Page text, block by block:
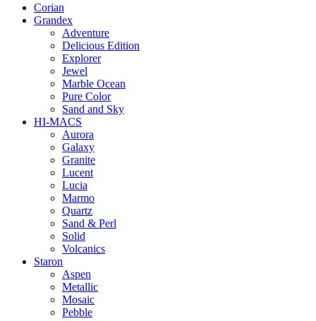
Corian
Grandex
Adventure
Delicious Edition
Explorer
Jewel
Marble Ocean
Pure Color
Sand and Sky
HI-MACS
Aurora
Galaxy
Granite
Lucent
Lucia
Marmo
Quartz
Sand & Perl
Solid
Volcanics
Staron
Aspen
Metallic
Mosaic
Pebble